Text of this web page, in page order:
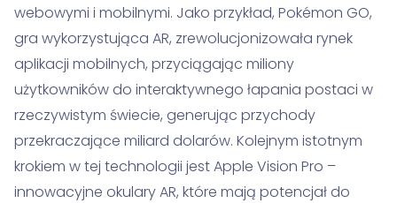
webowymi i mobilnymi. Jako przykład, Pokémon GO,
gra wykorzystująca AR, zrewolucjonizowała rynek
aplikacji mobilnych, przyciągając miliony
użytkowników do interaktywnego łapania postaci w
rzeczywistym świecie, generując przychody
przekraczające miliard dolarów. Kolejnym istotnym
krokiem w tej technologii jest Apple Vision Pro –
innowacyjne okulary AR, które mają potencjał do